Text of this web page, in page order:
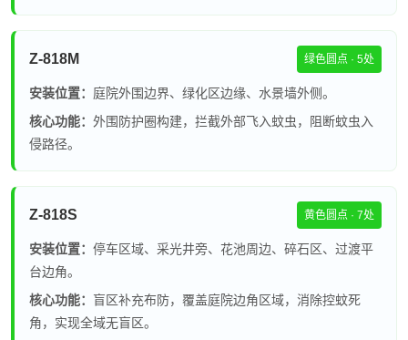
Z-818M 绿色圆点 · 5处
安装位置： 庭院外围边界、绿化区边缘、水景墙外侧。
核心功能： 外围防护圈构建，拦截外部飞入蚊虫，阻断蚊虫入
侵路径。
Z-818S 黄色圆点 · 7处
安装位置： 停车区域、采光井旁、花池周边、碎石区、过渡平
台边角。
核心功能： 盲区补充布防，覆盖庭院边角区域，消除控蚊死
角，实现全域无盲区。